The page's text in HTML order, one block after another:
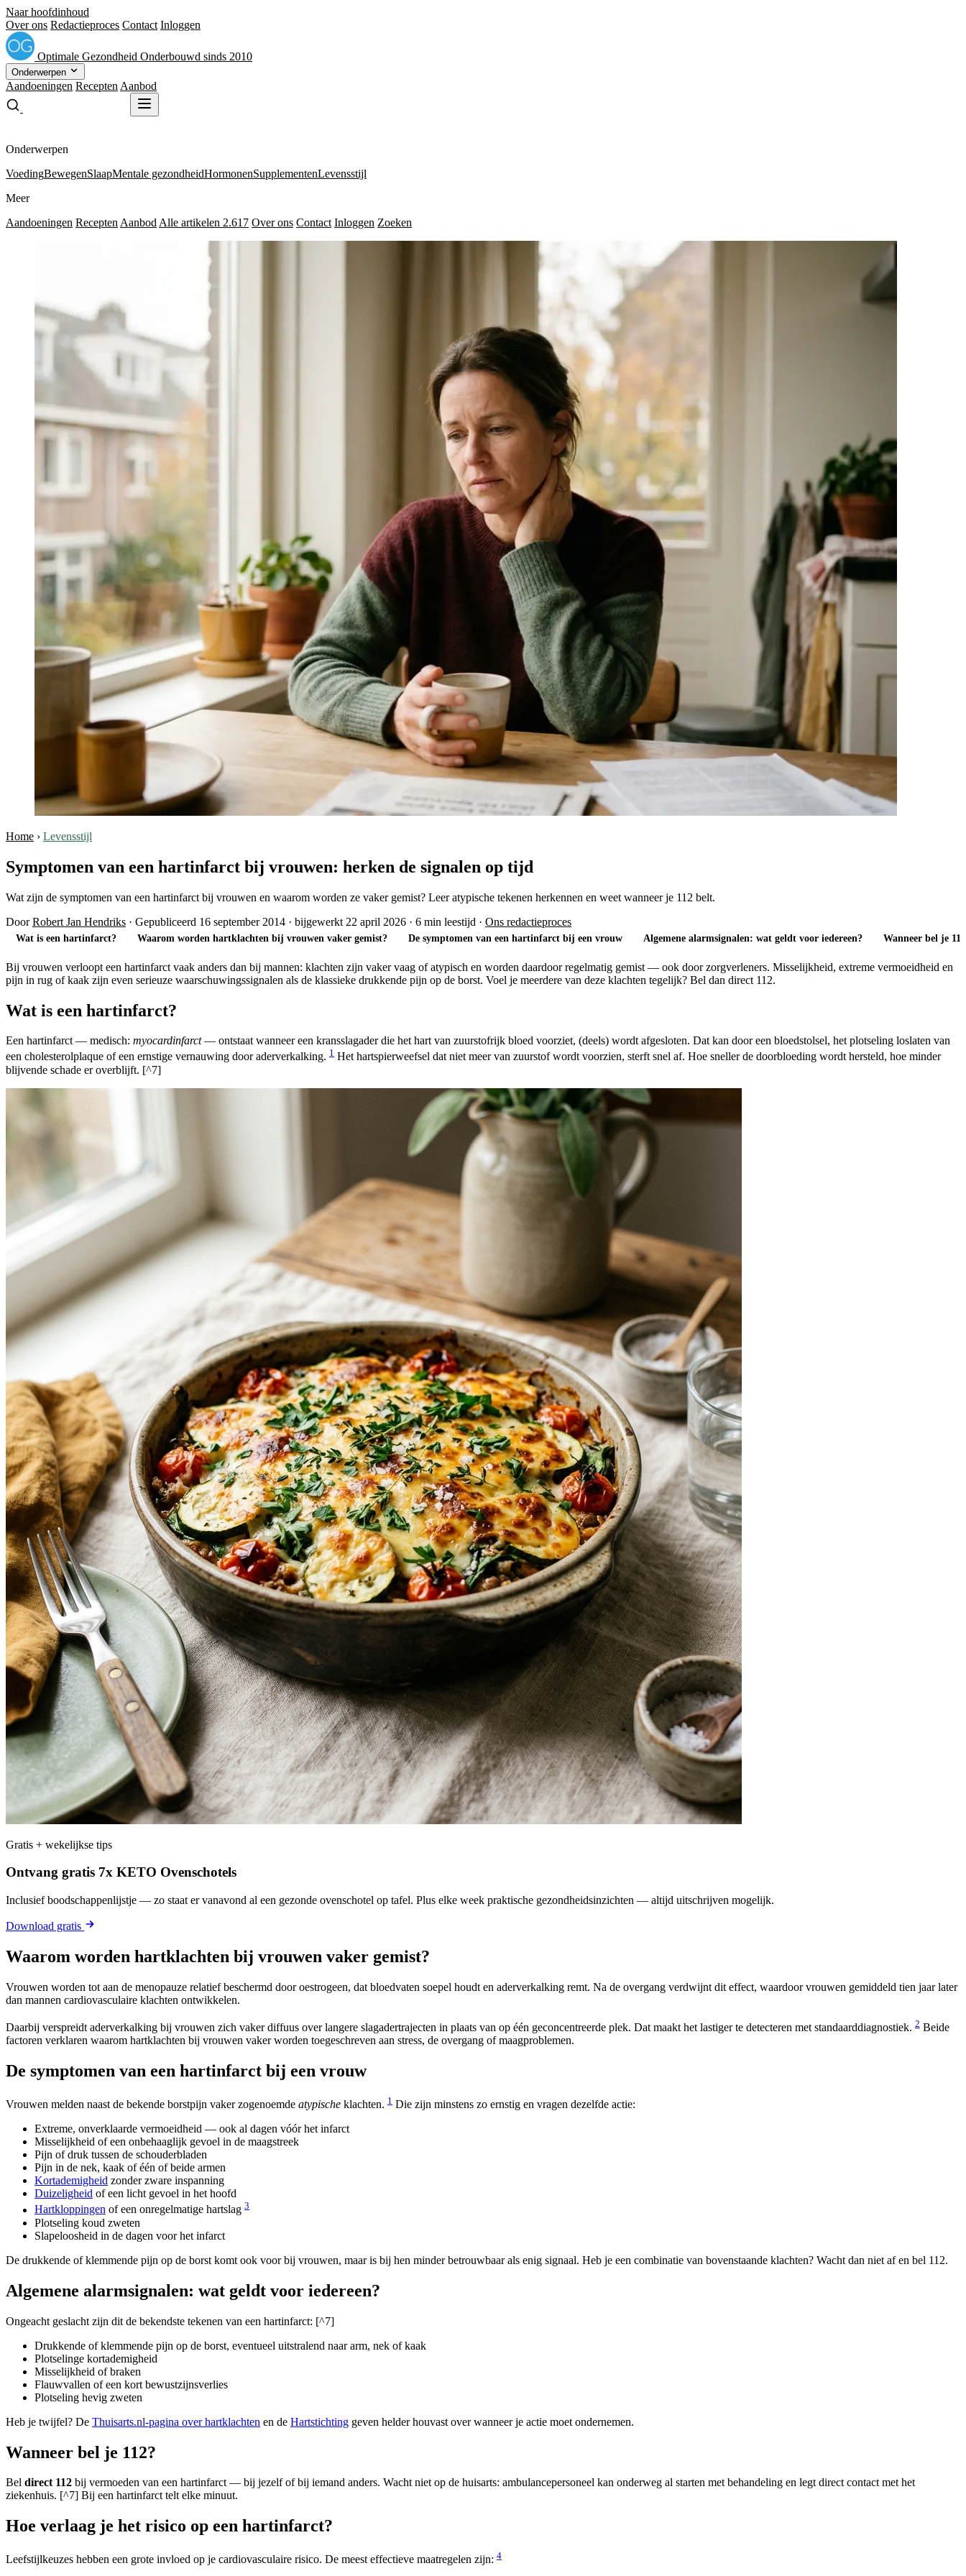
Naar hoofdinhoud
Over ons Redactieproces Contact Inloggen
Optimale Gezondheid Onderbouwd sinds 2010
Onderwerpen
Aandoeningen Recepten Aanbod
Onderwerpen
VoedingBewegenSlaapMentale gezondheidHormonenSupplementenLevensstijl
Meer
Aandoeningen Recepten Aanbod Alle artikelen 2.617 Over ons Contact Inloggen Zoeken
Home › Levensstijl
Symptomen van een hartinfarct bij vrouwen: herken de signalen op tijd
Wat zijn de symptomen van een hartinfarct bij vrouwen en waarom worden ze vaker gemist? Leer atypische tekenen herkennen en weet wanneer je 112 belt.
DoorRobert Jan Hendriks · Gepubliceerd 16 september 2014 · bijgewerkt 22 april 2026 · 6 min leestijd · Ons redactieproces
Wat is een hartinfarct? Waarom worden hartklachten bij vrouwen vaker gemist? De symptomen van een hartinfarct bij een vrouw Algemene alarmsignalen: wat geldt voor iedereen? Wanneer bel je
Bij vrouwen verloopt een hartinfarct vaak anders dan bij mannen: klachten zijn vaker vaag of atypisch en worden daardoor regelmatig gemist — ook door zorgverleners. Misselijkheid, extreme vermoeidheid en
pijn in rug of kaak zijn even serieuze waarschuwingssignalen als de klassieke drukkende pijn op de borst. Voel je meerdere van deze klachten tegelijk? Bel dan direct 112.
Wat is een hartinfarct?
Een hartinfarct — medisch: myocardinfarct— ontstaat wanneer een kransslagader die het hart van zuurstofrijk bloed voorziet, (deels) wordt afgesloten. Dat kan door een bloedstolsel, het plotseling loslaten van
een cholesterolplaque of een ernstige vernauwing door aderverkalking. 1 Het hartspierweefsel dat niet meer van zuurstof wordt voorzien, sterft snel af. Hoe sneller de doorbloeding wordt hersteld, hoe minder
blijvende schade er overblijft. [^7]
Gratis + wekelijkse tips
Ontvang gratis 7x KETO Ovenschotels
Inclusief boodschappenlijstje — zo staat er vanavond al een gezonde ovenschotel op tafel. Plus elke week praktische gezondheidsinzichten — altijd uitschrijven mogelijk.
Download gratis
Waarom worden hartklachten bij vrouwen vaker gemist?
Vrouwen worden tot aan de menopauze relatief beschermd door oestrogeen, dat bloedvaten soepel houdt en aderverkalking remt. Na de overgang verdwijnt dit effect, waardoor vrouwen gemiddeld tien jaar later
dan mannen cardiovasculaire klachten ontwikkelen.
Daarbij verspreidt aderverkalking bij vrouwen zich vaker diffuus over langere slagadertrajecten in plaats van op één geconcentreerde plek. Dat maakt het lastiger te detecteren met standaarddiagnostiek. 2 Beide
factoren verklaren waarom hartklachten bij vrouwen vaker worden toegeschreven aan stress, de overgang of maagproblemen.
De symptomen van een hartinfarct bij een vrouw
Vrouwen melden naast de bekende borstpijn vaker zogenoemde atypische klachten. 1 Die zijn minstens zo ernstig en vragen dezelfde actie:
Extreme, onverklaarde vermoeidheid — ook al dagen vóór het infarct
Misselijkheid of een onbehaaglijk gevoel in de maagstreek
Pijn of druk tussen de schouderbladen
Pijn in de nek, kaak of één of beide armen
Kortademigheid zonder zware inspanning
Duizeligheid of een licht gevoel in het hoofd
Hartkloppingen of een onregelmatige hartslag 3
Plotseling koud zweten
Slapeloosheid in de dagen voor het infarct
De drukkende of klemmende pijn op de borst komt ook voor bij vrouwen, maar is bij hen minder betrouwbaar als enig signaal. Heb je een combinatie van bovenstaande klachten? Wacht dan niet af en bel 112.
Algemene alarmsignalen: wat geldt voor iedereen?
Ongeacht geslacht zijn dit de bekendste tekenen van een hartinfarct: [^7]
Drukkende of klemmende pijn op de borst, eventueel uitstralend naar arm, nek of kaak
Plotselinge kortademigheid
Misselijkheid of braken
Flauwvallen of een kort bewustzijnsverlies
Plotseling hevig zweten
Heb je twijfel? De Thuisarts.nl-pagina over hartklachten en de Hartstichting geven helder houvast over wanneer je actie moet ondernemen.
Wanneer bel je 112?
Bel direct 112 bij vermoeden van een hartinfarct — bij jezelf of bij iemand anders. Wacht niet op de huisarts: ambulancepersoneel kan onderweg al starten met behandeling en legt direct contact met het
ziekenhuis. [^7] Bij een hartinfarct telt elke minuut.
Hoe verlaag je het risico op een hartinfarct?
Leefstijlkeuzes hebben een grote invloed op je cardiovasculaire risico. De meest effectieve maatregelen zijn: 4